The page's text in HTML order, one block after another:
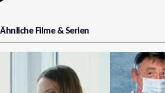
Ähnliche Filme & Serien